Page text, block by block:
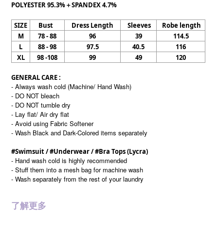
POLYESTER 95.3%＋SPANDEX 4.7%
SIZE Bust Dress Length Sleeves
Robe length
M
78 - 88 96 39
114.5
L
88 - 98 97.5 40.5
116
XL
98 -108 99 49 120
GENERAL CARE :
- Always wash cold (Machine/ Hand Wash)
- DO NOT bleach
- DO NOT tumble dry
- Lay flat/ Air dry flat
- Avoid using Fabric Softener
- Wash Black and Dark-Colored items separately
#Swimsuit / #Underwear / #Bra Tops (Lycra)
- Hand wash cold is highly recommended
- Stuff them into a mesh bag for machine wash
- Wash separately from the rest of your laundry
了解更多